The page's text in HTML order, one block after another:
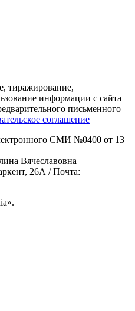
тиражирование,
информации с сайта
письменного
соглашение
СМИ №0400 от 13
Вячеславовна
26А / Почта: